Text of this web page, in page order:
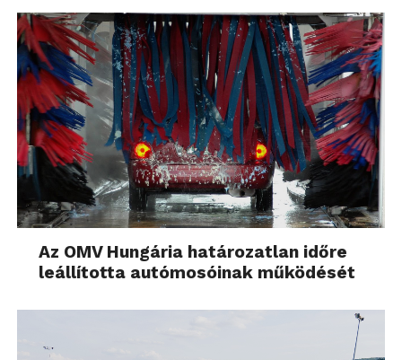
Az OMV Hungária határozatlan időre
leállította autómosóinak működését